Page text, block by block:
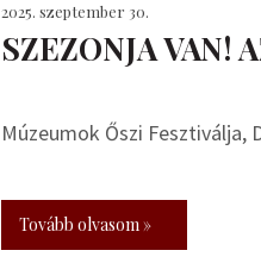
2025. szeptember 30.
SZEZONJA VAN!
Múzeumok Őszi Fesztiválja,
Tovább olvasom »